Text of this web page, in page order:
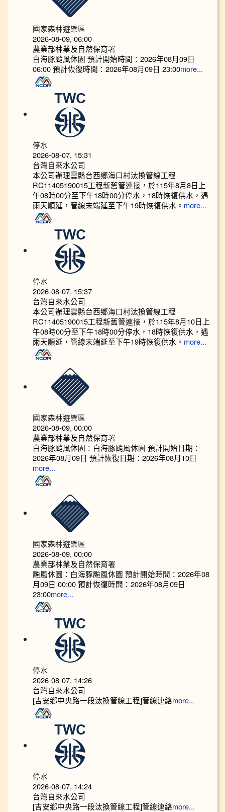
國家森林遊樂區
2026-08-09, 06:00
農業部林業及自然保育署
白海豚颱風休園 預計開始時間：2026年08月09日
06:00 預計恢復時間：2026年08月09日 23:00more...
停水
2026-08-07, 15:31
台灣自來水公司
本公司辦理雲縣台西鄉海口村汰換管線工程
RC11405190015工程新舊管連接，於115年8月8日上
午08時00分至下午18時00分停水，18時恢復供水，遇
雨天順延，管線末端延至下午19時恢復供水。 more...
停水
2026-08-07, 15:37
台灣自來水公司
本公司辦理雲縣台西鄉海口村汰換管線工程
RC11405190015工程新舊管連接，於115年8月10日上
午08時00分至下午18時00分停水，18時恢復供水，遇
雨天順延，管線末端延至下午19時恢復供水。 more...
國家森林遊樂區
2026-08-09, 00:00
農業部林業及自然保育署
白海豚颱風休園：白海豚颱風休園 預計開始日期：
2026年08月09日 預計恢復日期：2026年08月10日
more...
國家森林遊樂區
2026-08-09, 00:00
農業部林業及自然保育署
颱風休園：白海豚颱風休園 預計開始時間：2026年08
月09日 00:00 預計恢復時間：2026年08月09日
23:00more...
停水
2026-08-07, 14:26
台灣自來水公司
[吉安鄉中央路一段汰換管線工程]管線連絡more...
停水
2026-08-07, 14:24
台灣自來水公司
[吉安鄉中央路一段汰換管線工程]管線連絡more...